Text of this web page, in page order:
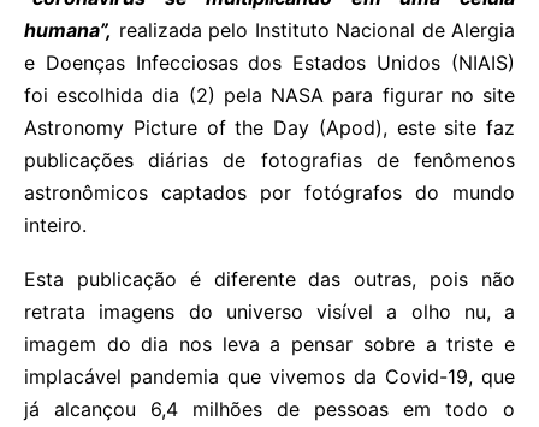
humana”, realizada pelo Instituto Nacional de Alergia
e Doenças Infecciosas dos Estados Unidos (NIAIS)
foi escolhida dia (2) pela NASA para figurar no site
Astronomy Picture of the Day (Apod), este site faz
publicações diárias de fotografias de fenômenos
astronômicos captados por fotógrafos do mundo
inteiro.
Esta publicação é diferente das outras, pois não
retrata imagens do universo visível a olho nu, a
imagem do dia nos leva a pensar sobre a triste e
implacável pandemia que vivemos da Covid-19, que
já alcançou 6,4 milhões de pessoas em todo o